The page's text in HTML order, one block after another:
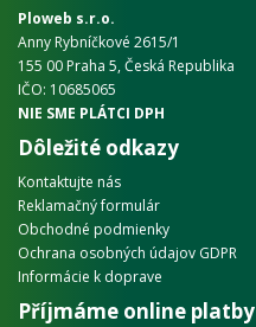
Ploweb s.r.o.
Anny Rybníčkové 2615/1
155 00 Praha 5, Česká Republika
IČO: 10685065
NIE SME PLÁTCI DPH
Dôležité odkazy
Kontaktujte nás
Reklamačný formulár
Obchodné podmienky
Ochrana osobných údajov GDPR
Informácie k doprave
Příjmáme online platby